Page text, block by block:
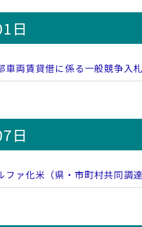
日
車両賃貸借に係る一般競争入
日
ファ化米（県・市町村共同